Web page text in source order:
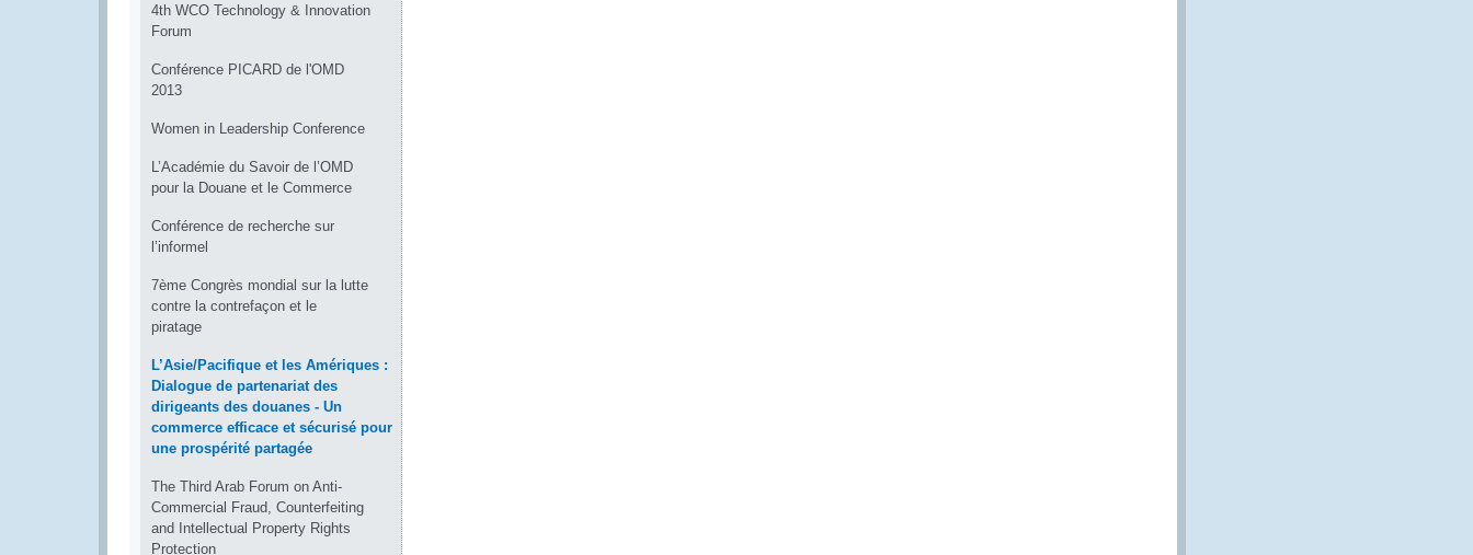
4th WCO Technology & Innovation
Forum
Conférence PICARD de l'OMD
2013
Women in Leadership Conference
L’Académie du Savoir de l’OMD
pour la Douane et le Commerce
Conférence de recherche sur
l’informel
7ème Congrès mondial sur la lutte
contre la contrefaçon et le
piratage
L’Asie/Pacifique et les Amériques :
Dialogue de partenariat des
dirigeants des douanes - Un
commerce efficace et sécurisé pour
une prospérité partagée
The Third Arab Forum on Anti-
Commercial Fraud, Counterfeiting
and Intellectual Property Rights
Protection